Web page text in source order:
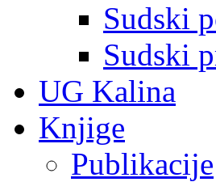
Sudski
Sudski
UG Kalina
Knjige
Publikacije